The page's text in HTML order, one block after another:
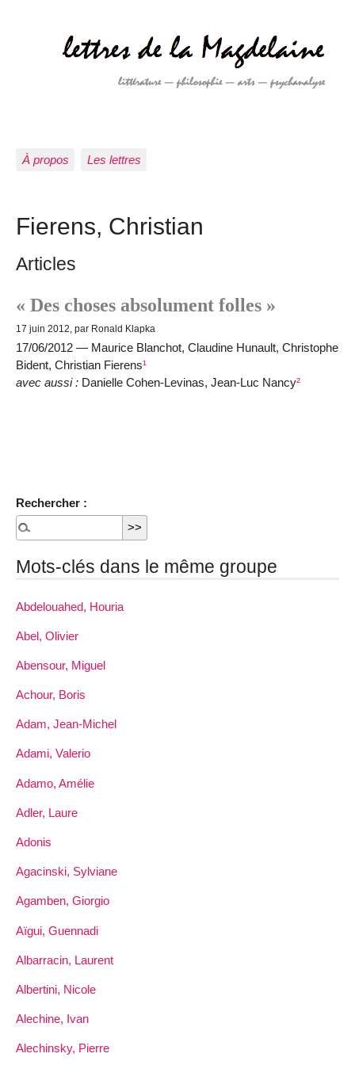
À propos Les lettres
Fierens, Christian
Articles
« Des choses absolument folles »
17 juin 2012, par Ronald Klapka
17/06/2012 — Maurice Blanchot, Claudine Hunault, Christophe
Bident, Christian Fierens¹
avec aussi : Danielle Cohen-Levinas, Jean-Luc Nancy²
Rechercher :
Mots-clés dans le même groupe
Abdelouahed, Houria
Abel, Olivier
Abensour, Miguel
Achour, Boris
Adam, Jean-Michel
Adami, Valerio
Adamo, Amélie
Adler, Laure
Adonis
Agacinski, Sylviane
Agamben, Giorgio
Aïgui, Guennadi
Albarracin, Laurent
Albertini, Nicole
Alechine, Ivan
Alechinsky, Pierre